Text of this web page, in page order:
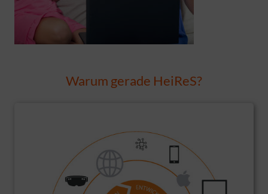
Warum gerade HeiReS?